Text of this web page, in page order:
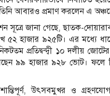
আবারও প্রমাণ করলেন এ
সূত্রে জানা গেছে, ছাতক-
৫২ হাজার ৯২৫টি। এর মধ্যে
প্রতিদ্বন্দ্বী ১০ দলীয়
৯৯ হাজার ৯২৮ ভোট। ফলে
উৎসবমুখর ও